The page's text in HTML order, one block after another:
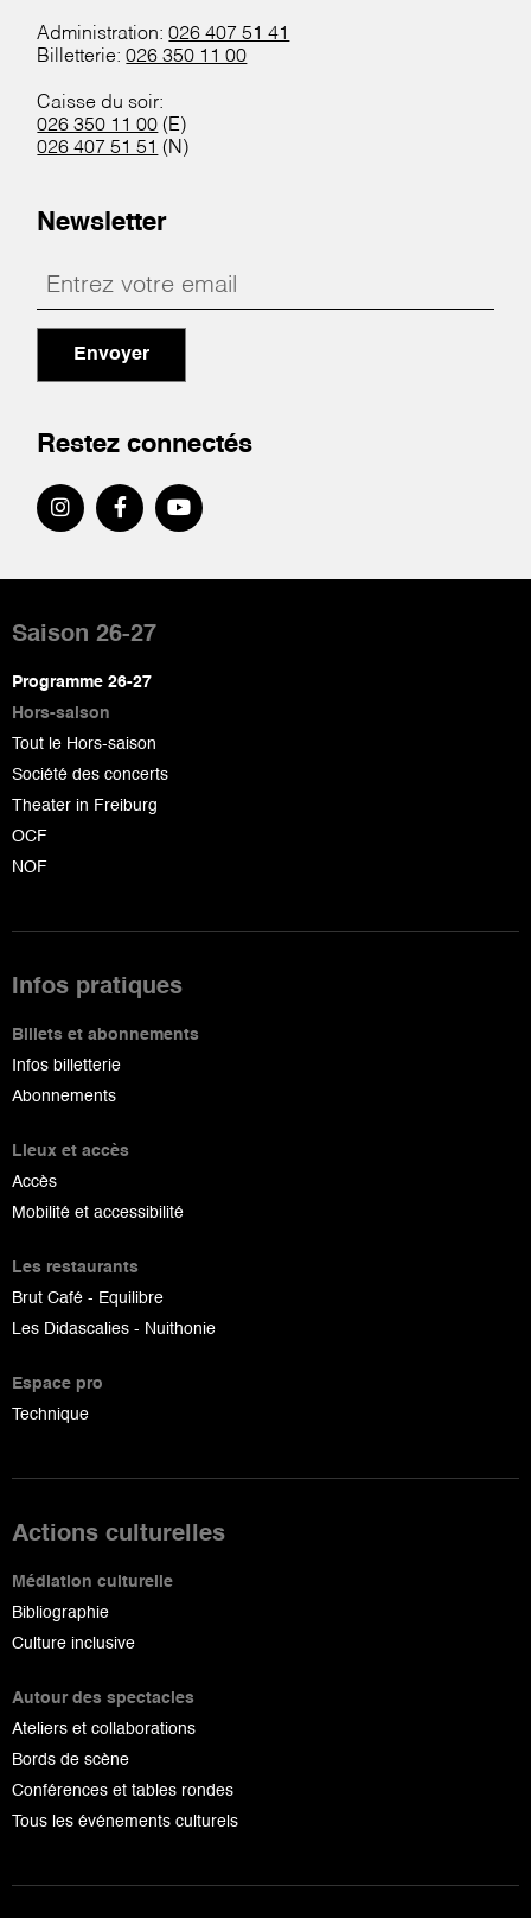
Administration:026 407 51 41
Billetterie:026 350 11 00
Caisse du soir:
026 350 11 00 (E)
026 407 51 51 (N)
Newsletter
Envoyer
Restez connectés
de
page
Saison 26-27
Programme 26-27
Hors-saison
Tout le Hors-saison
Société des concerts
Theater in Freiburg
OCF
NOF
Infos pratiques
Billets et abonnements
Infos billetterie
Abonnements
Lieux et accès
Accès
Mobilité et accessibilité
Les restaurants
Brut Café - Equilibre
Les Didascalies - Nuithonie
Espace pro
Technique
Actions culturelles
Médiation culturelle
Bibliographie
Culture inclusive
Autour des spectacles
Ateliers et collaborations
Bords de scène
Conférences et tables rondes
Tous les événements culturels